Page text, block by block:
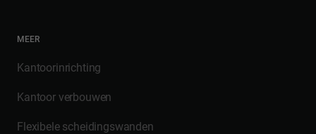
MEER
Kantoorinrichting
Kantoor verbouwen
Flexibele scheidingswanden